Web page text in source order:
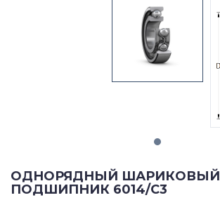
ОДНОРЯДНЫЙ ШАРИКОВЫЙ
ПОДШИПНИК 6014/C3